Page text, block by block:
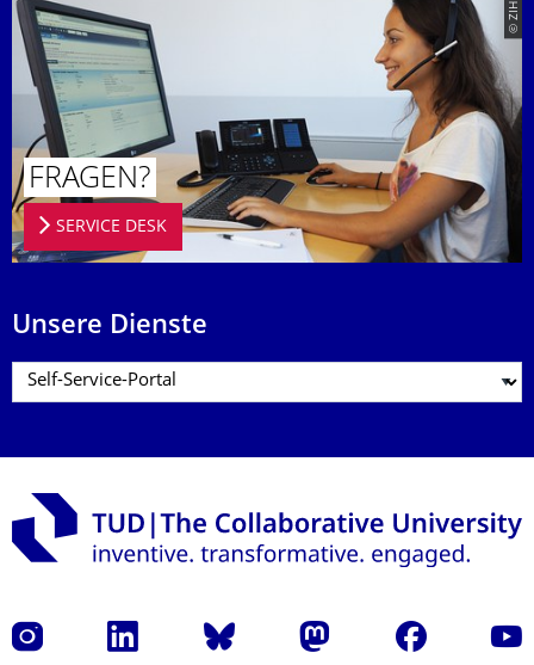
© ZIH
FRAGEN?
SERVICE DESK
Unsere Dienste
Instagram LinkedIn Bluesky Mastodon Facebook